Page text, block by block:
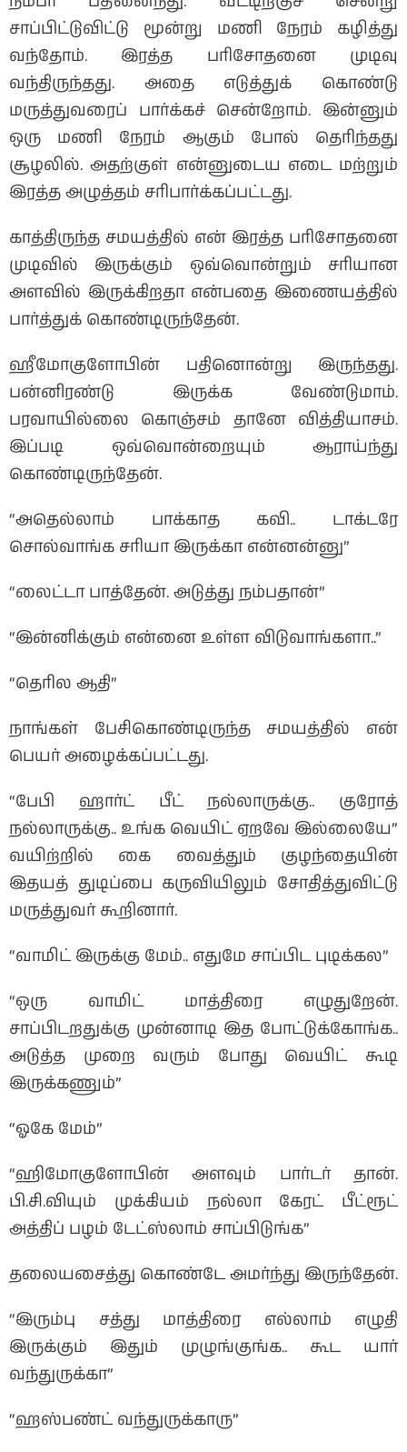
சாப்பிட்டுவிட்டு மூன்று மணி நேரம் கழித்து
வந்தோம். இரத்த பரிசோதனை முடிவு
வந்திருந்தது. அதை எடுத்துக் கொண்டு
மருத்துவரைப் பார்க்கச் சென்றோம். இன்னும்
ஒரு மணி நேரம் ஆகும் போல் தெரிந்தது
சூழலில். அதற்குள் என்னுடைய எடை மற்றும்
இரத்த அழுத்தம் சரிபார்க்கப்பட்டது.
காத்திருந்த சமயத்தில் என் இரத்த பரிசோதனை
முடிவில் இருக்கும் ஒவ்வொன்றும் சரியான
அளவில் இருக்கிறதா என்பதை இணையத்தில்
பார்த்துக் கொண்டிருந்தேன்.
ஹீமோகுளோபின் பதினொன்று இருந்தது.
பன்னிரண்டு இருக்க வேண்டுமாம்.
பரவாயில்லை கொஞ்சம் தானே வித்தியாசம்.
இப்படி ஒவ்வொன்றையும் ஆராய்ந்து
கொண்டிருந்தேன்.
“அதெல்லாம் பாக்காத கவி.. டாக்டரே
சொல்வாங்க சரியா இருக்கா என்னன்னு”
“லைட்டா பாத்தேன். அடுத்து நம்பதான்”
“இன்னிக்கும் என்னை உள்ள விடுவாங்களா..”
“தெரில ஆதி”
நாங்கள் பேசிகொண்டிருந்த சமயத்தில் என்
பெயர் அழைக்கப்பட்டது.
“பேபி ஹார்ட் பீட் நல்லாருக்கு.. குரோத்
நல்லாருக்கு.. உங்க வெயிட் ஏறவே இல்லையே”
வயிற்றில் கை வைத்தும் குழந்தையின்
இதயத் துடிப்பை கருவியிலும் சோதித்துவிட்டு
மருத்துவர் கூறினார்.
“வாமிட் இருக்கு மேம்.. எதுமே சாப்பிட புடிக்கல”
“ஒரு வாமிட் மாத்திரை எழுதுறேன்.
சாப்பிடறதுக்கு முன்னாடி இத போட்டுக்கோங்க..
அடுத்த முறை வரும் போது வெயிட் கூடி
இருக்கணும்”
“ஓகே மேம்”
“ஹிமோகுளோபின் அளவும் பார்டர் தான்.
பி.சி.வியும் முக்கியம் நல்லா கேரட் பீட்ரூட்
அத்திப் பழம் டேட்ஸ்லாம் சாப்பிடுங்க”
தலையசைத்து கொண்டே அமர்ந்து இருந்தேன்.
“இரும்பு சத்து மாத்திரை எல்லாம் எழுதி
இருக்கும் இதும் முழுங்குங்க.. கூட யார்
வந்துருக்கா”
“ஹஸ்பண்ட் வந்துருக்காரு”